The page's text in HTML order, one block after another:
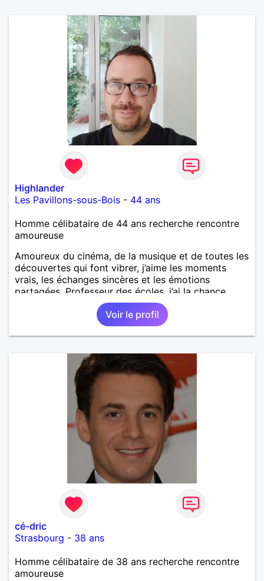
Highlander
Les Pavillons-sous-Bois - 44 ans
Homme célibataire de 44 ans recherche rencontre
amoureuse
Amoureux du cinéma, de la musique et de toutes les
découvertes qui font vibrer, j’aime les moments
vrais, les échanges sincères et les émotions
partagées. Professeur des écoles, j’ai la chance
d’exercer un métier qui me ressemble : transmettre,
éveiller, encourager. Il y a quelque chose de
précieux dans la sincérité des enfants qu’on perd
parfois en grandissant. J’écris aussi un roman — un
avec beaucoup d’envie, entre imagination et quête
de sens. Entre un bon film, un concert, un resto
improvisé ou une soirée plus tranquille à refaire le
monde, je suis partant. Je recherche une femme
authentique, curieuse, avec qui partager autant les
discussions que les moments simples. Si tu aimes
t’émerveiller et créer une belle complicité, faisons
Voir le profil
cé-dric
Strasbourg - 38 ans
Homme célibataire de 38 ans recherche rencontre
amoureuse